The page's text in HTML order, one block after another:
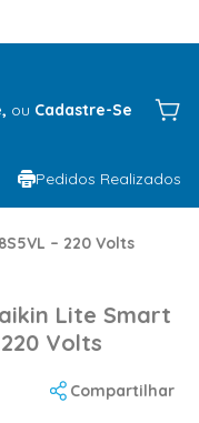
ou Cadastre-Se
Pedidos Realizados
– 220 Volts
Lite Smart
Volts
Compartilhar